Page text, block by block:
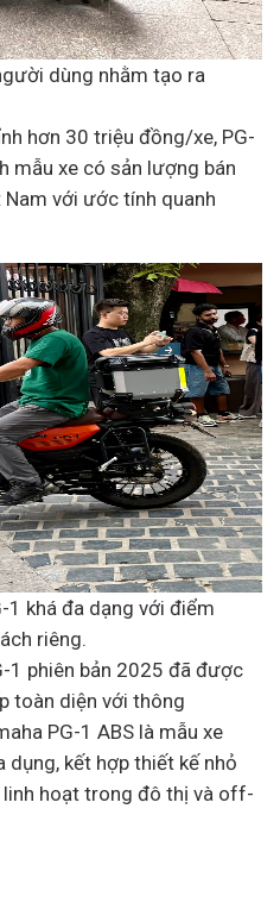
dùng nhằm tạo ra
hơn 30 triệu đồng/xe, PG-
mẫu xe có sản lượng bán
Nam với ước tính quanh
1 khá đa dạng với điểm
riêng.
1 phiên bản 2025 đã được
toàn diện với thông
PG-1 ABS là mẫu xe
kết hợp thiết kế nhỏ
linh hoạt trong đô thị và off-